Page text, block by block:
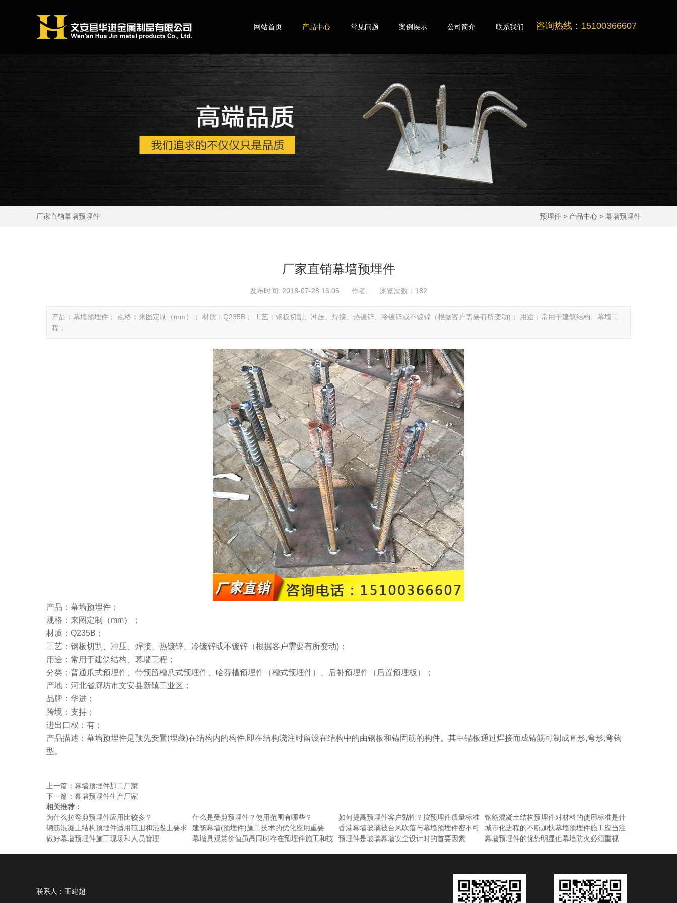
网站首页 产品中心 常见问题 案例展示 公司简介 联系我们 咨询热线：15100366607
厂家直销幕墙预埋件 预埋件 > 产品中心 > 幕墙预埋件
厂家直销幕墙预埋件
发布时间: 2018-07-28 16:05 作者: 浏览次数： 182
产品：幕墙预埋件； 规格：来图定制（mm）； 材质：Q235B； 工艺：钢板切割、冲压、焊接、热镀锌、冷镀锌或不镀锌（根据客户需要有所变动)； 用途：常用于建筑结构、幕墙工
程；
产品：幕墙预埋件；
规格：来图定制（mm）；
材质：Q235B；
工艺：钢板切割、冲压、焊接、热镀锌、冷镀锌或不镀锌（根据客户需要有所变动)；
用途：常用于建筑结构、幕墙工程；
分类：普通爪式预埋件、带预留槽爪式预埋件、哈芬槽预埋件（槽式预埋件）、后补预埋件（后置预埋板）；
产地：河北省廊坊市文安县新镇工业区；
品牌：华进；
跨境：支持；
进出口权：有；
产品描述：幕墙预埋件是预先安置(埋藏)在结构内的构件.即在结构浇注时留设在结构中的由钢板和锚固筋的构件。其中锚板通过焊接而成锚筋可制成直形,弯形,弯钩
型。
上一篇：幕墙预埋件加工厂家
下一篇：幕墙预埋件生产厂家
相关推荐：
为什么拉弯剪预埋件应用比较多？
什么是受剪预埋件？使用范围有哪些？ 如何提高预埋件客户黏性？按预埋件质量标准
钢筋混凝土结构预埋件对材料的使用标准是什
钢筋混凝土结构预埋件适用范围和混凝土要求
建筑幕墙(预埋件)施工技术的优化应用重要 香港幕墙玻璃被台风吹落与幕墙预埋件密不可
城市化进程的不断加快幕墙预埋件施工应当注
做好幕墙预埋件施工现场和人员管理
幕墙具观赏价值虽高同时存在预埋件施工和技 预埋件是玻璃幕墙安全设计时的首要因素 幕墙预埋件的优势明显但幕墙防火必须重视
联系人：王建超